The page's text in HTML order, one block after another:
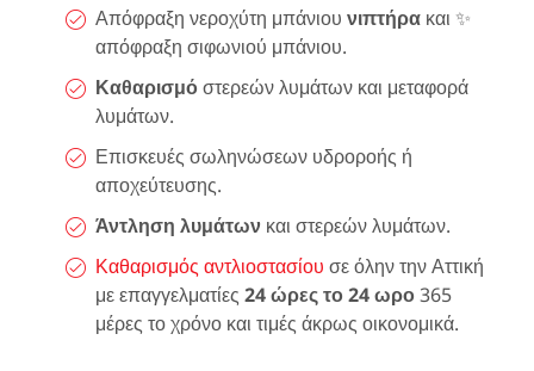
Απόφραξη νεροχύτη μπάνιου νιπτήρα και ✨
απόφραξη σιφωνιού μπάνιου.
Καθαρισμόστερεών λυμάτων και μεταφορά
λυμάτων.
Επισκευές σωληνώσεων υδροροής ή
αποχεύτευσης.
Άντληση λυμάτων και στερεών λυμάτων.
Καθαρισμός αντλιοστασίου σε όλην την Αττική
με επαγγελματίες 24 ώρες το 24 ωρο365
μέρες το χρόνο και τιμές άκρως οικονομικά.